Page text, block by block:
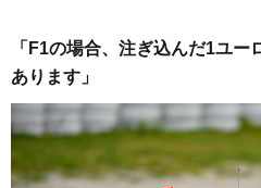
「F1の場合、注ぎ込んだ1ユ
あります」